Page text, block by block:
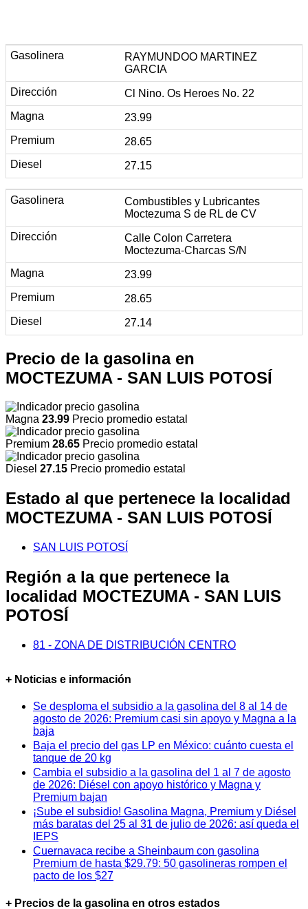
RAYMUNDOO MARTINEZ
GARCIA
Cl Nino. Os Heroes No. 22
23.99
28.65
27.15
Combustibles y Lubricantes
Moctezuma S de RL de CV
Calle Colon Carretera
Moctezuma-Charcas S/N
23.99
28.65
27.14
Precio de la gasolina en
MOCTEZUMA - SAN LUIS POTOSÍ
Magna 23.99 Precio promedio estatal
Premium 28.65 Precio promedio estatal
Diesel 27.15 Precio promedio estatal
Estado al que pertenece la localidad
MOCTEZUMA - SAN LUIS POTOSÍ
SAN LUIS POTOSÍ
Región a la que pertenece la
localidad MOCTEZUMA - SAN LUIS
POTOSÍ
81 - ZONA DE DISTRIBUCIÓN CENTRO
+ Noticias e información
Se desploma el subsidio a la gasolina del 8 al 14 de
agosto de 2026: Premium casi sin apoyo y Magna a la
baja
Baja el precio del gas LP en México: cuánto cuesta el
tanque de 20 kg
Cambia el subsidio a la gasolina del 1 al 7 de agosto
de 2026: Diésel con apoyo histórico y Magna y
Premium bajan
¡Sube el subsidio! Gasolina Magna, Premium y Diésel
más baratas del 25 al 31 de julio de 2026: así queda el
IEPS
Cuernavaca recibe a Sheinbaum con gasolina
Premium de hasta $29.79: 50 gasolineras rompen el
pacto de los $27
+ Precios de la gasolina en otros estados